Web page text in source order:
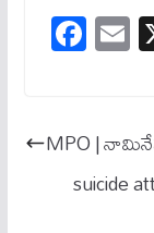
Fa
ce
ok
E
MPO |
suicide